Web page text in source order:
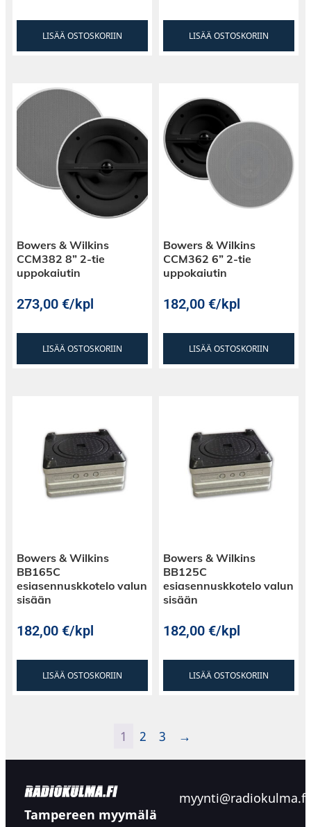
LISÄÄ OSTOSKORIIN LISÄÄ OSTOSKORIIN
Bowers & Wilkins
CCM382 8” 2-tie
uppokaiutin
273,00€/kpl
LISÄÄ OSTOSKORIIN
Bowers & Wilkins
CCM362 6” 2-tie
uppokaiutin
182,00€/kpl
LISÄÄ OSTOSKORIIN
Bowers & Wilkins
BB165C
esiasennuskkotelo valun
sisään
182,00€/kpl
LISÄÄ OSTOSKORIIN
Bowers & Wilkins
BB125C
esiasennuskkotelo valun
sisään
182,00€/kpl
LISÄÄ OSTOSKORIIN
1 2 3 →
Tampereen myymälä
myynti@radiokulma.fi